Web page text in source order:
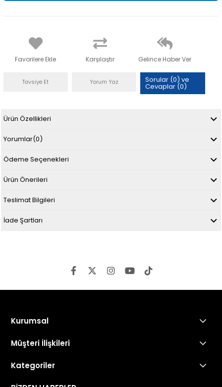
Favorilere Ekle Karşılaştır Gelince Haber Ver
Tavsiye Et Yorum Yaz Sorular (0) ve
Cevaplar (0)
Ürün Özellikleri
Yorumlar(0)
Ödeme Seçenekleri
Ürün Önerileri
Teslimat Bilgileri
İade Şartları
Kurumsal
Müşteri İlişkileri
Kategoriler